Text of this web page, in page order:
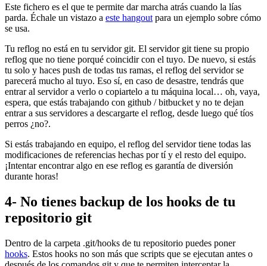
Este fichero es el que te permite dar marcha atrás cuando la lías
parda. Échale un vistazo a este hangout para un ejemplo sobre cómo
se usa.
Tu reflog no está en tu servidor git. El servidor git tiene su propio
reflog que no tiene porqué coincidir con el tuyo. De nuevo, si estás
tu solo y haces push de todas tus ramas, el reflog del servidor se
parecerá mucho al tuyo. Eso sí, en caso de desastre, tendrás que
entrar al servidor a verlo o copiartelo a tu máquina local… oh, vaya,
espera, que estás trabajando con github / bitbucket y no te dejan
entrar a sus servidores a descargarte el reflog, desde luego qué tíos
perros ¿no?.
Si estás trabajando en equipo, el reflog del servidor tiene todas las
modificaciones de referencias hechas por tí y el resto del equipo.
¡Intentar encontrar algo en ese reflog es garantía de diversión
durante horas!
4- No tienes backup de los hooks de tu
repositorio git
Dentro de la carpeta .git/hooks de tu repositorio puedes poner
hooks. Estos hooks no son más que scripts que se ejecutan antes o